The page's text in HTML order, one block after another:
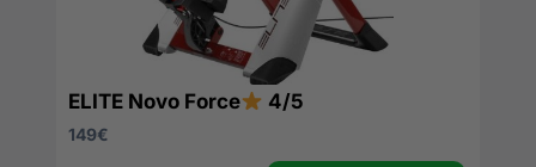
ELITE Novo Force 4/5
149€